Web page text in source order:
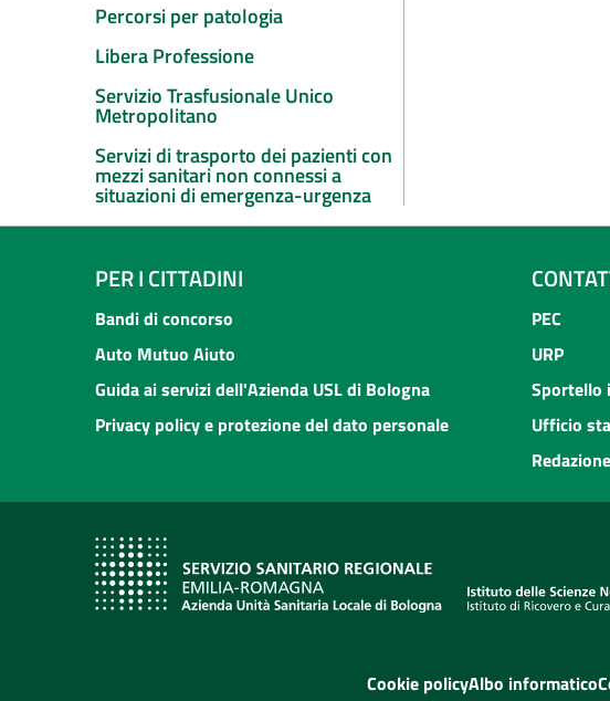
Percorsi per patologia
Libera Professione
Servizio Trasfusionale Unico
Metropolitano
Servizi di trasporto dei pazienti con
mezzi sanitari non connessi a
situazioni di emergenza-urgenza
PER I CITTADINI
Bandi di concorso
Auto Mutuo Aiuto
Guida ai servizi dell'Azienda USL di Bologna
Privacy policy e protezione del dato personale
PEC
URP
Sportello
Ufficio
Cookie policyAlbo informatico